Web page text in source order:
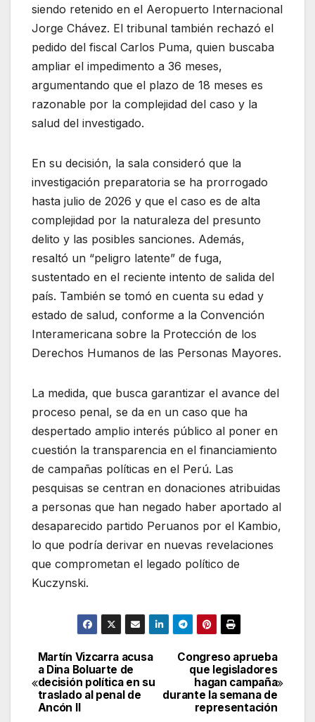
siendo retenido en el Aeropuerto Internacional
Jorge Chávez. El tribunal también rechazó el
pedido del fiscal Carlos Puma, quien buscaba
ampliar el impedimento a 36 meses,
argumentando que el plazo de 18 meses es
razonable por la complejidad del caso y la
salud del investigado.
En su decisión, la sala consideró que la
investigación preparatoria se ha prorrogado
hasta julio de 2026 y que el caso es de alta
complejidad por la naturaleza del presunto
delito y las posibles sanciones. Además,
resaltó un “peligro latente” de fuga,
sustentado en el reciente intento de salida del
país. También se tomó en cuenta su edad y
estado de salud, conforme a la Convención
Interamericana sobre la Protección de los
Derechos Humanos de las Personas Mayores.
La medida, que busca garantizar el avance del
proceso penal, se da en un caso que ha
despertado amplio interés público al poner en
cuestión la transparencia en el financiamiento
de campañas políticas en el Perú. Las
pesquisas se centran en donaciones atribuidas
a personas que han negado haber aportado al
desaparecido partido Peruanos por el Kambio,
lo que podría derivar en nuevas revelaciones
que comprometan el legado político de
Kuczynski.
Navegación
de
Congreso aprueba
que legisladores
hagan campaña
durante la semana de
representación
Martín Vizcarra acusa
a Dina Boluarte de
decisión política en su
traslado al penal de
Ancón II